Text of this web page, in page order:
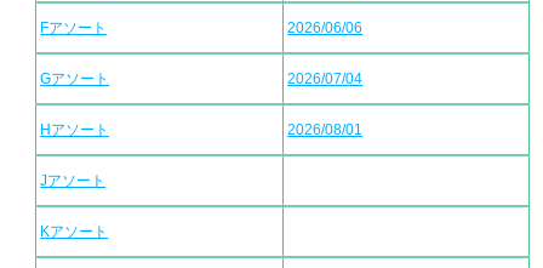
Fアソート 2026/06/06
Gアソート 2026/07/04
Hアソート 2026/08/01
Jアソート
Kアソート